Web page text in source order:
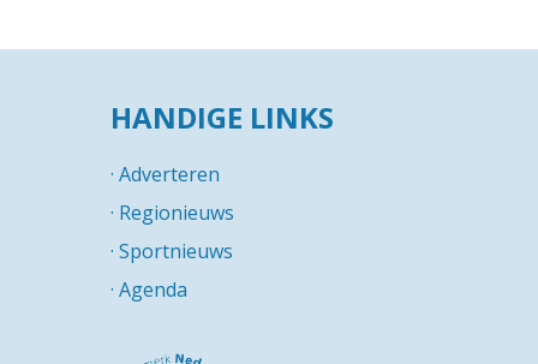
HANDIGE LINKS
· Adverteren
· Regionieuws
· Sportnieuws
· Agenda